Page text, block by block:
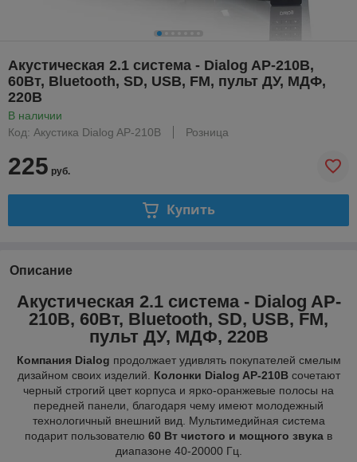
Акустическая 2.1 система - Dialog AP-210B,
60Вт, Bluetooth, SD, USB, FM, пульт ДУ, МДФ,
220В
В наличии
Код: Акустика Dialog AP-210B
Розница
225 руб.
Купить
Описание
Акустическая 2.1 система - Dialog AP-
210B, 60Вт, Bluetooth, SD, USB, FM,
пульт ДУ, МДФ, 220В
Компания Dialog продолжает удивлять покупателей смелым
дизайном своих изделий. Колонки Dialog AP-210Bсочетают
черный строгий цвет корпуса и ярко-оранжевые полосы на
передней панели, благодаря чему имеют молодежный
технологичный внешний вид. Мультимедийная система
подарит пользователю 60 Вт чистого и мощного звука в
диапазоне 40-20000 Гц.